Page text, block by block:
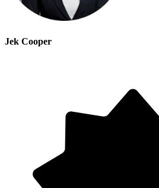
Jek Cooper